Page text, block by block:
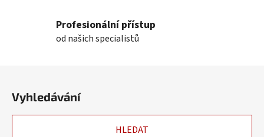
k
y
u
Profesionální přístup
od našich specialistů
Vyhledávání
HLEDAT